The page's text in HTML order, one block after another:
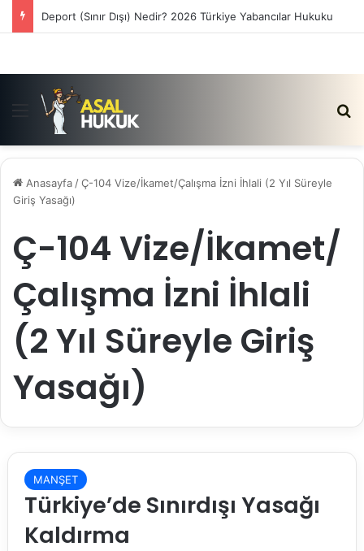
Deport (Sınır Dışı) Nedir? 2026 Türkiye Yabancılar Hukuku
Menü
Anasayfa /Ç-104 Vize/İkamet/Çalışma İzni İhlali (2 Yıl Süreyle
Giriş Yasağı)
Ç-104 Vize/İkamet/
Çalışma İzni İhlali
(2 Yıl Süreyle Giriş
Yasağı)
MANŞET
Türkiye’de Sınırdışı Yasağı
Kaldırma